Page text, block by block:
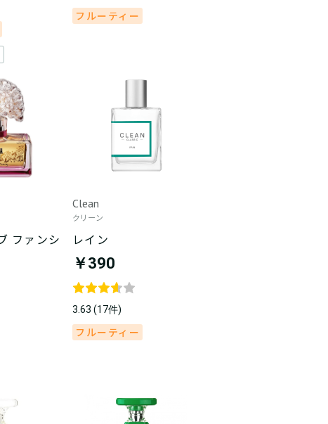
フルーティー
ファンシ
Clean
クリーン
レイン
￥390
3.63 (17件)
フルーティー